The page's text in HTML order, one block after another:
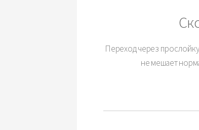
Переход через
не мешает